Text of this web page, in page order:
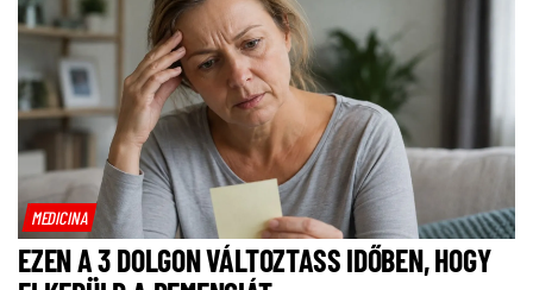
MEDICINA
EZEN A 3 DOLGON VÁLTOZTASS IDŐBEN, HOGY